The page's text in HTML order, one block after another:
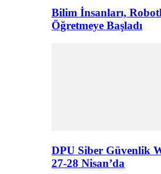
Bilim İnsanları,
Öğretmeye Başladı
DPU Siber Güvenlik
27-28 Nisan’da